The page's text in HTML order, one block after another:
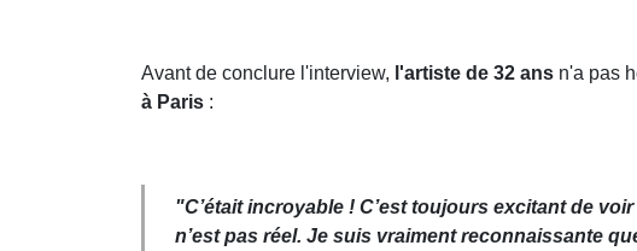
Avant de conclure l'interview, l'artiste de 32 ans n'a pas
à Paris :
"C’était incroyable ! C’est toujours excitant de
n’est pas réel. Je suis vraiment reconnaissante